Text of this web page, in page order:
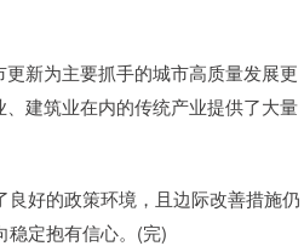
新为主要抓手的城市高质量发展更
建筑业在内的传统产业提供了大量
好的政策环境，且边际改善措施仍
稳定抱有信心。(完)